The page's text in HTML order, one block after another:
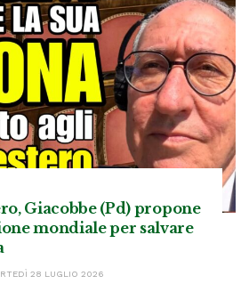
Giacobbe (Pd) propone
mondiale per salvare
28 LUGLIO 2026